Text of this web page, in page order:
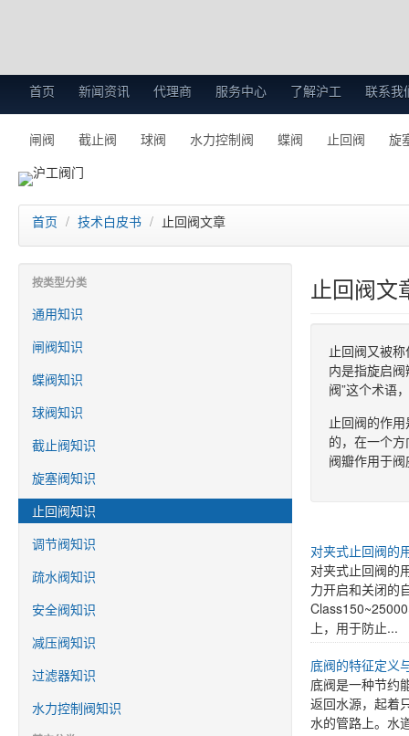
首页 新闻资讯 代理商 服务中心 了解沪工 联系我
闸阀 截止阀 球阀 水力控制阀 蝶阀 止回阀 旋
首页 / 技术白皮书 / 止回阀文章
按类型分类
通用知识
闸阀知识
蝶阀知识
球阀知识
截止阀知识
旋塞阀知识
止回阀知识
调节阀知识
疏水阀知识
安全阀知识
减压阀知识
过滤器知识
水力控制阀知识
止回阀文
止回阀又被
内是指旋启
阀”这个术语
止回阀的作
的，在一个
阀瓣作用于
对夹式止回阀的
对夹式止回阀的
力开启和关闭的
上，用于防止...
底阀的特征定义
底阀是一种节约
返回水源，起着
水的管路上。水